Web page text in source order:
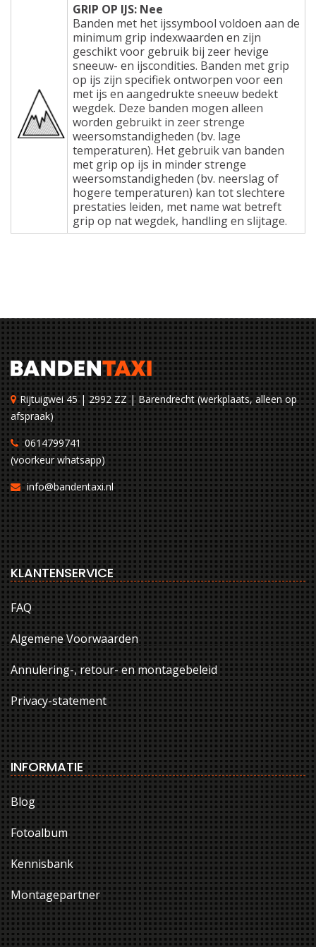
GRIP OP IJS: Nee
Banden met het ijssymbool voldoen aan de
minimum grip indexwaarden en zijn
geschikt voor gebruik bij zeer hevige
sneeuw- en ijscondities. Banden met grip
op ijs zijn specifiek ontworpen voor een
met ijs en aangedrukte sneeuw bedekt
wegdek. Deze banden mogen alleen
worden gebruikt in zeer strenge
weersomstandigheden (bv. lage
temperaturen). Het gebruik van banden
met grip op ijs in minder strenge
weersomstandigheden (bv. neerslag of
hogere temperaturen) kan tot slechtere
prestaties leiden, met name wat betreft
grip op nat wegdek, handling en slijtage.
Rijtuigwei 45 | 2992 ZZ | Barendrecht (werkplaats, alleen op
afspraak)
0614799741
(voorkeur whatsapp)
info@bandentaxi.nl
KLANTENSERVICE
FAQ
Algemene Voorwaarden
Annulering-, retour- en montagebeleid
Privacy-statement
INFORMATIE
Blog
Fotoalbum
Kennisbank
Montagepartner